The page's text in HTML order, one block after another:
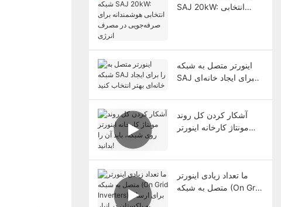
SAJ 20kW: انتخابی
اینورتر متصل به شبکه
SAJ را برای ایجاد خانه‌ای
آشکار کردن کل روند
مونتاژ کارخانه اینورتر
ما تعداد زیادی اینورتر
متصل به شبکه (On Grid